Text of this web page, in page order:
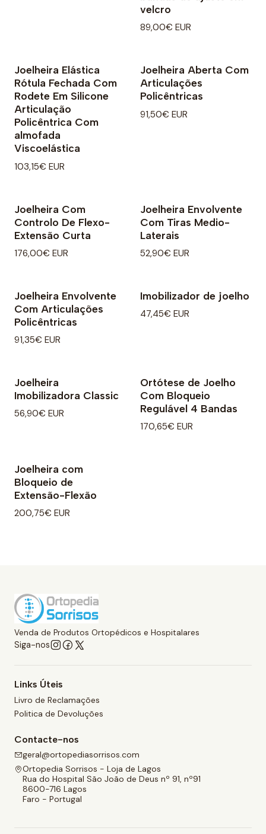
velcro
89,00€ EUR
Joelheira Elástica
Rótula Fechada Com
Rodete Em Silicone
Articulação
Policêntrica Com
almofada
Viscoelástica
103,15€ EUR
Joelheira Aberta Com
Articulações
Policêntricas
91,50€ EUR
Joelheira Com
Controlo De Flexo-
Extensão Curta
176,00€ EUR
Joelheira Envolvente
Com Tiras Medio-
Laterais
52,90€ EUR
Joelheira Envolvente
Com Articulações
Policêntricas
91,35€ EUR
Imobilizador de joelho
47,45€ EUR
Joelheira
Imobilizadora Classic
56,90€ EUR
Ortótese de Joelho
Com Bloqueio
Regulável 4 Bandas
170,65€ EUR
Joelheira com
Bloqueio de
Extensão-Flexão
200,75€ EUR
Venda de Produtos Ortopédicos e Hospitalares
Siga-nos
Links Úteis
Livro de Reclamações
Politica de Devoluções
Contacte-nos
geral@ortopediasorrisos.com
Ortopedia Sorrisos - Loja de Lagos
Rua do Hospital São João de Deus nº 91, nº91
8600-716 Lagos
Faro - Portugal